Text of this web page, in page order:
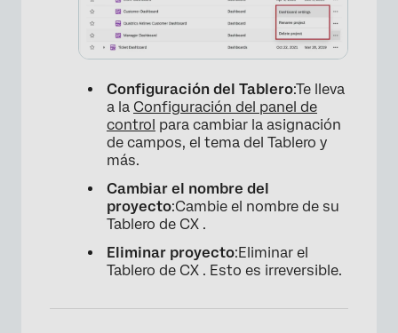
×
Configuración del Tablero:Te lleva
a la Configuración del panel de
control para cambiar la asignación
de campos, el tema del Tablero y
más.
Cambiar el nombre del
proyecto:Cambie el nombre de su
Tablero de CX .
Eliminar proyecto:Eliminar el
Tablero de CX . Esto es irreversible.